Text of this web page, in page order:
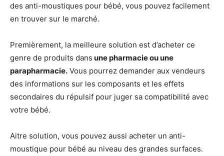
des anti-moustiques pour bébé, vous pouvez facilement
en trouver sur le marché.
Premièrement, la meilleure solution est d’acheter ce
genre de produits dans une pharmacie ou une
parapharmacie. Vous pourrez demander aux vendeurs
des informations sur les composants et les effets
secondaires du répulsif pour juger sa compatibilité avec
votre bébé.
Aitre solution, vous pouvez aussi acheter un anti-
moustique pour bébé au niveau des grandes surfaces.